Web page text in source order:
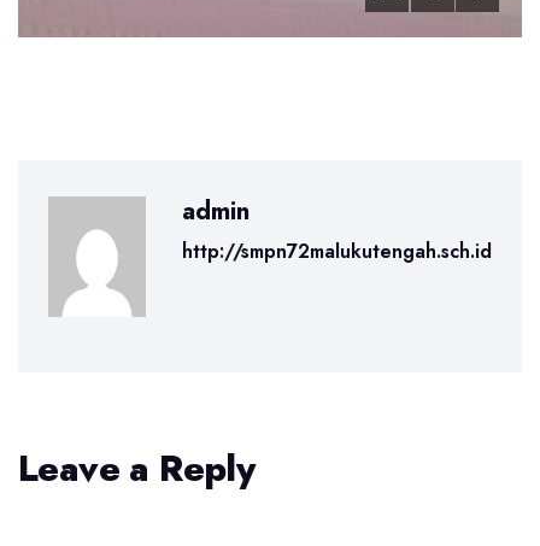
admin
http://smpn72malukutengah.sch.id
Leave a Reply